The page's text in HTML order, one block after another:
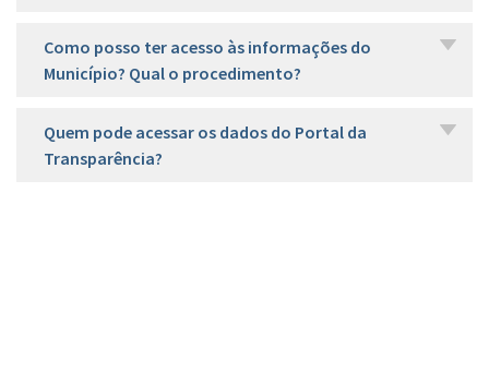
Como posso ter acesso às informações do
Município? Qual o procedimento?
Quem pode acessar os dados do Portal da
Transparência?